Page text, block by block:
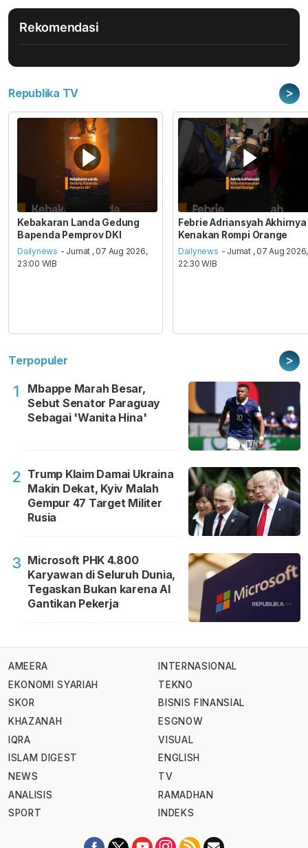
Rekomendasi
Republika TV >
Kebakaran Landa Gedung
Bapenda Pemprov DKI
Dailynews - Jumat , 07 Aug 2026,
23:00 WIB
Febrie Adriansyah Akhirnya
Kenakan Rompi Orange
Dailynews - Jumat , 07 Aug 2026,
22:30 WIB
Terpopuler >
1
Mbappe Marah Besar,
Sebut Senator Paraguay
Sebagai 'Wanita Hina'
2 Trump Klaim Damai Ukraina
Makin Dekat, Kyiv Malah
Gempur 47 Target Militer
Rusia
3 Microsoft PHK 4.800
Karyawan di Seluruh Dunia,
Tegaskan Bukan karena AI
Gantikan Pekerja
AMEERA
EKONOMI SYARIAH
SKOR
KHAZANAH
IQRA
ISLAM DIGEST
NEWS
ANALISIS
SPORT
INTERNASIONAL
TEKNO
BISNIS FINANSIAL
ESGNOW
VISUAL
ENGLISH
TV
RAMADHAN
INDEKS